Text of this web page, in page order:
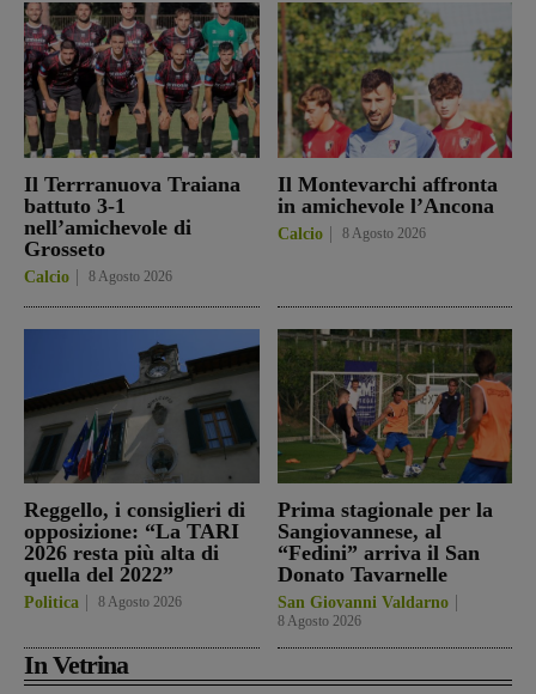
Il Terrranuova Traiana
battuto 3-1
nell’amichevole di
Grosseto
Calcio 8 Agosto 2026
Il Montevarchi affronta
in amichevole l’Ancona
Calcio 8 Agosto 2026
Reggello, i consiglieri di
opposizione: “La TARI
2026 resta più alta di
quella del 2022”
Politica 8 Agosto 2026
Prima stagionale per la
Sangiovannese, al
“Fedini” arriva il San
Donato Tavarnelle
San Giovanni Valdarno
8 Agosto 2026
In Vetrina